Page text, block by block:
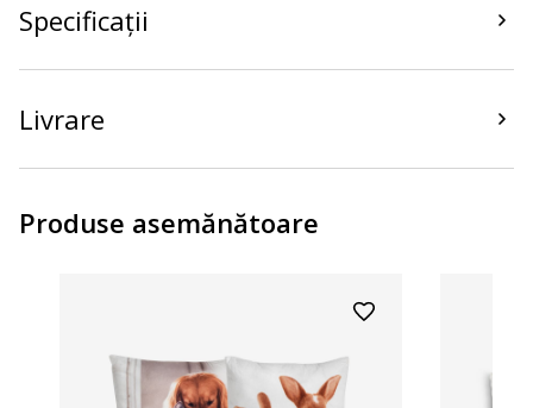
Specificații
Livrare
Produse asemănătoare